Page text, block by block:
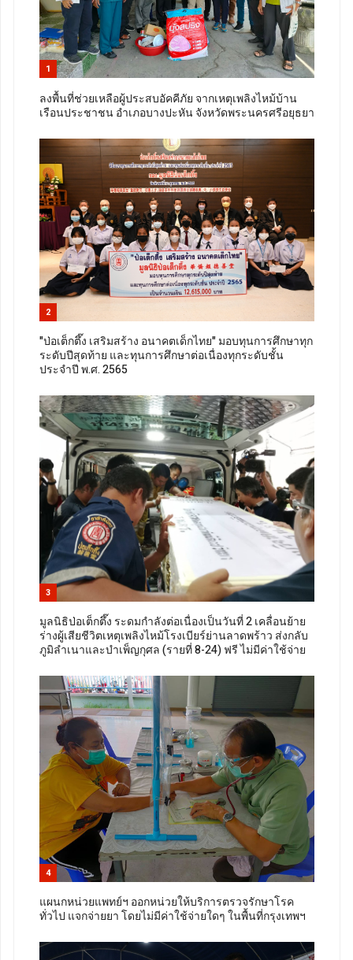
1
ลงพื้นที่ช่วยเหลือผู้ประสบอัคคีภัย จากเหตุเพลิงไหม้บ้าน
เรือนประชาชน อำเภอบางปะหัน จังหวัดพระนครศรีอยุธยา
2
"ป่อเต็กตึ๊ง เสริมสร้าง อนาคตเด็กไทย" มอบทุนการศึกษาทุก
ระดับปีสุดท้าย และทุนการศึกษาต่อเนื่องทุกระดับชั้น
ประจำปี พ.ศ. 2565
3
มูลนิธิป่อเต็กตึ๊ง ระดมกำลังต่อเนื่องเป็นวันที่ 2 เคลื่อนย้าย
ร่างผู้เสียชีวิตเหตุเพลิงไหม้โรงเบียร์ย่านลาดพร้าว ส่งกลับ
ภูมิลำเนาและบำเพ็ญกุศล (รายที่ 8-24) ฟรี ไม่มีค่าใช้จ่าย
4
แผนกหน่วยแพทย์ฯ ออกหน่วยให้บริการตรวจรักษาโรค
ทั่วไป แจกจ่ายยา โดยไม่มีค่าใช้จ่ายใดๆ ในพื้นที่กรุงเทพฯ